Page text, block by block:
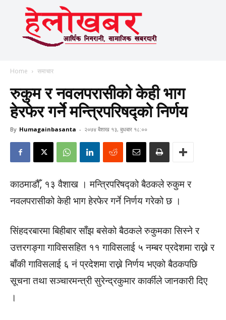
Home समाचार
रुकुम र नवलपरासीको केही भाग
हेरफेर गर्ने मन्त्रिपरिषद्को निर्णय
By Humagainbasanta - २०७४ बैशाख १३, बुधबार १८:००
काठमाडौँ, १३ वैशाख । मन्त्रिपरिषद्को बैठकले रुकुम र
नवलपरासीको केही भाग हेरफेर गर्ने निर्णय गरेको छ ।
सिंहदरबारमा बिहीबार साँझ बसेको बैठकले रुकुमका सिस्ने र
उत्तरगङ्गा गाविससहित ११ गाविसलाई ५ नम्बर प्रदेशमा राख्ने र
बाँकी गाविसलाई ६ नं प्रदेशमा राख्ने निर्णय भएको बैठकपछि
सूचना तथा सञ्चारमन्त्री सुरेन्द्रकुमार कार्कीले जानकारी दिए
।